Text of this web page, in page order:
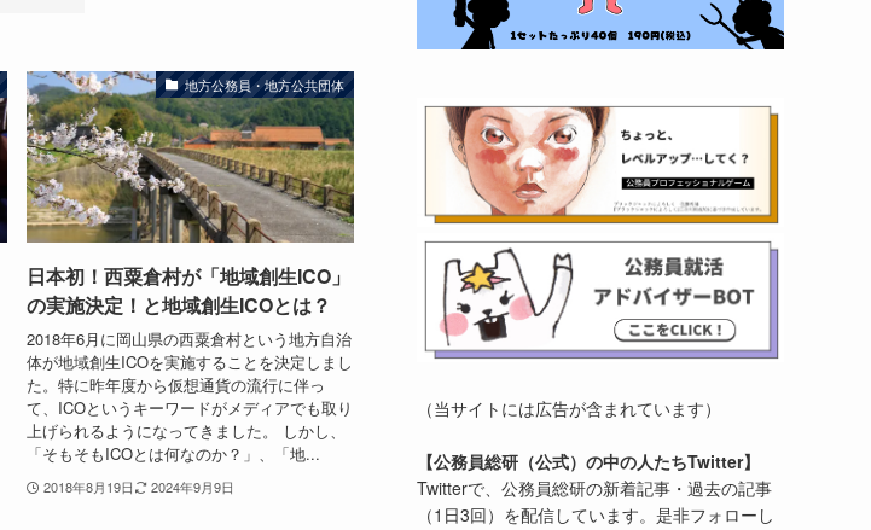
地方公務員・地方公共団体
日本初！西粟倉村が「地域創生ICO」
の実施決定！と地域創生ICOとは？
2018年6月に岡山県の西粟倉村という地方自治
体が地域創生ICOを実施することを決定しまし
た。特に昨年度から仮想通貨の流行に伴っ
て、ICOというキーワードがメディアでも取り
上げられるようになってきました。 しかし、
「そもそもICOとは何なのか？」、「地...
2018年8月19日 2024年9月9日
（当サイトには広告が含まれています）
【公務員総研（公式）の中の人たちTwitter】
Twitterで、公務員総研の新着記事・過去の記事
（1日3回）を配信しています。是非フォローし